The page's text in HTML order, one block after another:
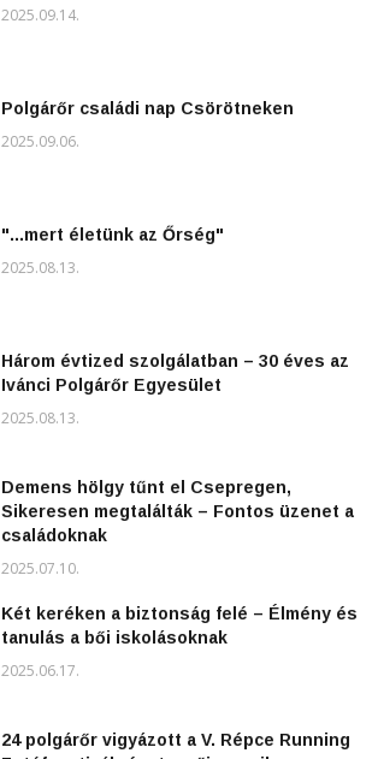
2025.09.14.
Polgárőr családi nap Csörötneken
2025.09.06.
"...mert életünk az Őrség"
2025.08.13.
Három évtized szolgálatban – 30 éves az
Ivánci Polgárőr Egyesület
2025.08.13.
Demens hölgy tűnt el Csepregen,
Sikeresen megtalálták – Fontos üzenet a
családoknak
2025.07.10.
Két keréken a biztonság felé – Élmény és
tanulás a bői iskolásoknak
2025.06.17.
24 polgárőr vigyázott a V. Répce Running